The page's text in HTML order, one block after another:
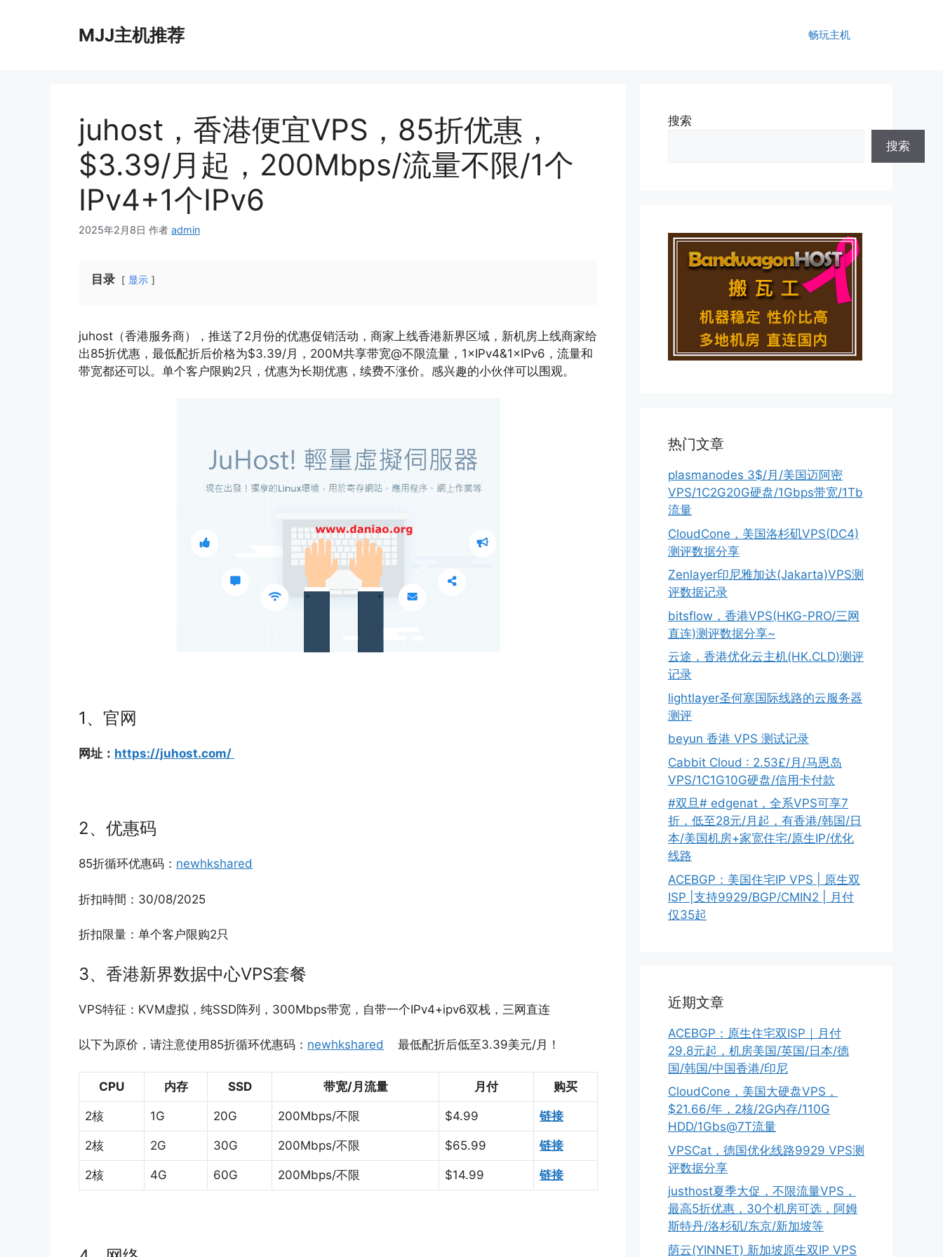
MJJ主机推荐 畅玩主机
juhost，香港便宜VPS，85折优惠，
$3.39/月起，200Mbps/流量不限/1个
IPv4+1个IPv6
2025年2月8日 作者 admin
目录 显示
juhost（香港服务商），推送了2月份的优惠促销活动，商家上线香港新界区域，新机房上线商家给
出85折优惠，最低配折后价格为$3.39/月，200M共享带宽@不限流量，1×IPv4&1×IPv6，流量和
带宽都还可以。单个客户限购2只，优惠为长期优惠，续费不涨价。感兴趣的小伙伴可以围观。
1、官网
网址： https://juhost.com/
2、优惠码
85折循环优惠码： newhkshared
折扣時間：30/08/2025
折扣限量：单个客户限购2只
3、香港新界数据中心VPS套餐
VPS特征：KVM虚拟，纯SSD阵列，300Mbps带宽，自带一个IPv4+ipv6双栈，三网直连
以下为原价，请注意使用85折循环优惠码： newhkshared 最低配折后低至3.39美元/月！
CPU 内存 SSD 带宽/月流量 月付 购买
2核 1G 20G 200Mbps/不限 $4.99 链接
2核 2G 30G 200Mbps/不限 $65.99 链接
2核 4G 60G 200Mbps/不限 $14.99 链接
搜索
搜索
热门文章
plasmanodes 3$/月/美国迈阿密
VPS/1C2G20G硬盘/1Gbps带宽/1Tb
流量
CloudCone，美国洛杉矶VPS(DC4)
测评数据分享
Zenlayer印尼雅加达(Jakarta)VPS测
评数据记录
bitsflow，香港VPS(HKG-PRO/三网
直连)测评数据分享~
云途，香港优化云主机(HK.CLD)测评
记录
lightlayer圣何塞国际线路的云服务器
测评
beyun 香港 VPS 测试记录
Cabbit Cloud : 2.53£/月/马恩岛
VPS/1C1G10G硬盘/信用卡付款
#双旦# edgenat，全系VPS可享7
折，低至28元/月起，有香港/韩国/日
本/美国机房+家宽住宅/原生IP/优化
线路
ACEBGP：美国住宅IP VPS | 原生双
ISP |支持9929/BGP/CMIN2 | 月付
仅35起
近期文章
ACEBGP：原生住宅双ISP｜月付
29.8元起，机房美国/英国/日本/德
国/韩国/中国香港/印尼
CloudCone，美国大硬盘VPS，
$21.66/年，2核/2G内存/110G
HDD/1Gbs@7T流量
VPSCat，德国优化线路9929 VPS测
评数据分享
justhost夏季大促，不限流量VPS，
最高5折优惠，30个机房可选，阿姆
斯特丹/洛杉矶/东京/新加坡等
荫云(YINNET) 新加坡原生双IP VPS